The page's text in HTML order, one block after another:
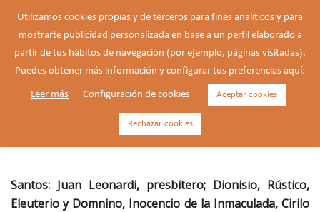
Inocencio de la Inmaculada,
mártir pasionista (1887-1934)
Santos: Juan Leonardi, presbítero; Dionisio, Rústico,
Eleuterio y Domnino, Inocencio de la Inmaculada, Cirilo
Utilizamos cookies propias y de terceros para fines analíticos y para
mostrarte publicidad personalizada en base a un perfil elaborado a
partir de tus hábitos de navegación (por ejemplo, páginas visitadas).
Puedes obtener más información y configurar tus preferencias aquí:
Leer más Configuración de cookies Aceptar cookies
Rechazar cookies